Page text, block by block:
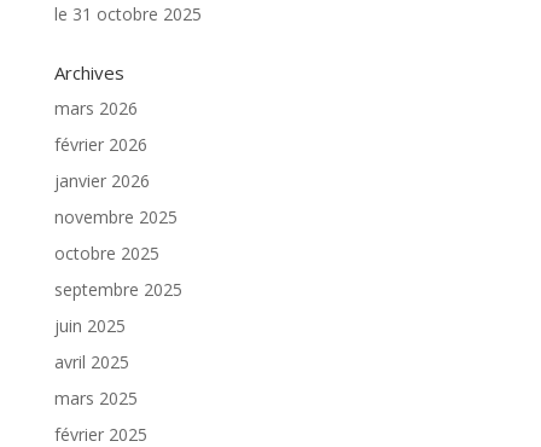
le 31 octobre 2025
Archives
mars 2026
février 2026
janvier 2026
novembre 2025
octobre 2025
septembre 2025
juin 2025
avril 2025
mars 2025
février 2025